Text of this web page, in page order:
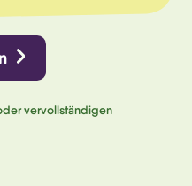
vervollständigen